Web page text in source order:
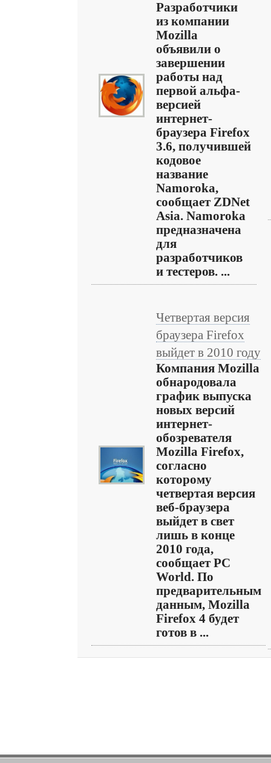
Разработчики
из компании
Mozilla
объявили о
завершении
работы над
первой альфа-
версией
интернет-
браузера Firefox
3.6, получившей
кодовое
название
Namoroka,
сообщает ZDNet
Asia. Namoroka
предназначена
для
разработчиков
и тестеров. ...
Четвертая версия
браузера Firefox
выйдет в 2010 году
Компания Mozilla
обнародовала
график выпуска
новых версий
интернет-
обозревателя
Mozilla Firefox,
согласно
которому
четвертая версия
веб-браузера
выйдет в свет
лишь в конце
2010 года,
сообщает PC
World. По
предварительным
данным, Mozilla
Firefox 4 будет
готов в ...